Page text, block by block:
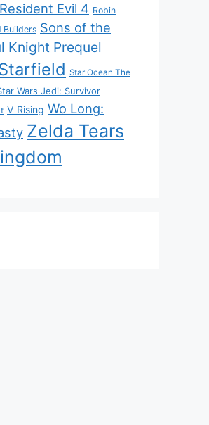
Resident Evil 4 Robin
Builders Sons of the
Knight Prequel
Star Ocean The
Wars Jedi: Survivor
V Rising Wo Long:
Zelda Tears